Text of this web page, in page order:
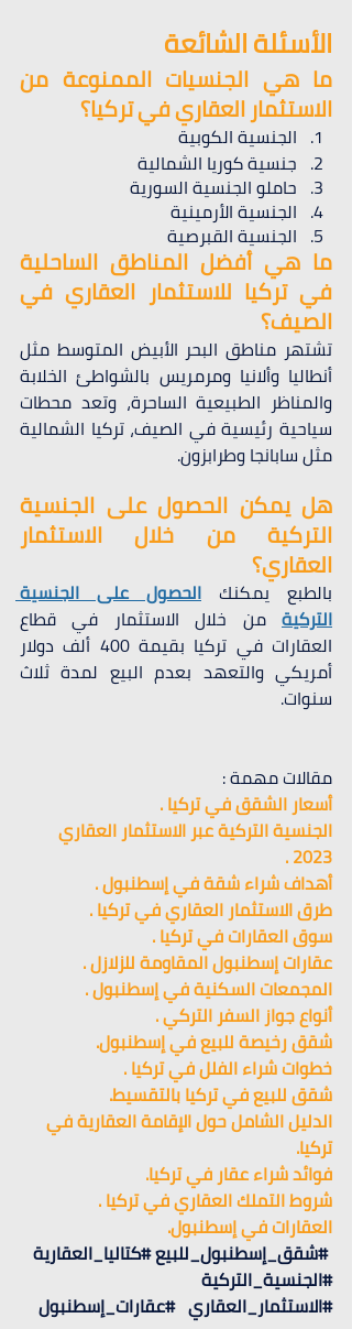
الأسئلة الشائعة
الاستثمار العقاري في تركيا؟
الجنسية الكوبية
جنسية كوريا الشمالية
حاملو الجنسية السورية
الجنسية الأرمينية
الجنسية القبرصية
الصيف؟
مثل سابانجا وطرابزون.
العقاري؟
بالطبع يمكنك
الحصول على الجنسية
التركية
سنوات.
مقالات مهمة :
أسعار الشقق في تركيا .
الجنسية التركية عبر الاستثمار العقاري
2023 .
أهداف شراء شقة في إسطنبول .
طرق الاستثمار العقاري في تركيا .
سوق العقارات في تركيا .
عقارات إسطنبول المقاومة للزلازل .
المجمعات السكنية في إسطنبول .
أنواع جواز السفر التركي .
شقق رخيصة للبيع في إسطنبول.
خطوات شراء الفلل في تركيا .
شقق للبيع في تركيا بالتقسيط.
الدليل الشامل حول الإقامة العقارية في
تركيا.
فوائد شراء عقار في تركيا.
شروط التملك العقاري في تركيا .
العقارات في إسطنبول.
#شقق_إسطنبول_للبيع#كتاليا_العقارية
#الجنسية_التركية
#الاستثمار_العقاري #عقارات_إسطنبول